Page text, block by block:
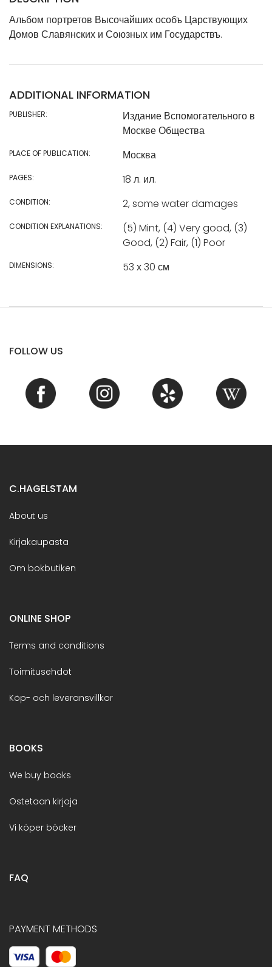
Альбом портретов Высочайших особъ Царствующих
Домов Славянских и Союзных им Государствъ.
ADDITIONAL INFORMATION
PUBLISHER:
Издание Вспомогательного в
Москве Общества
PLACE OF PUBLICATION: Москва
PAGES: 18 л. ил.
CONDITION: 2, some water damages
CONDITION EXPLANATIONS:
(5) Mint, (4) Very good, (3)
Good, (2) Fair, (1) Poor
DIMENSIONS: 53 х 30 см
FOLLOW US
C.HAGELSTAM
About us
Kirjakaupasta
Om bokbutiken
ONLINE SHOP
Terms and conditions
Toimitusehdot
Köp- och leveransvillkor
BOOKS
We buy books
Ostetaan kirjoja
Vi köper böcker
FAQ
PAYMENT METHODS